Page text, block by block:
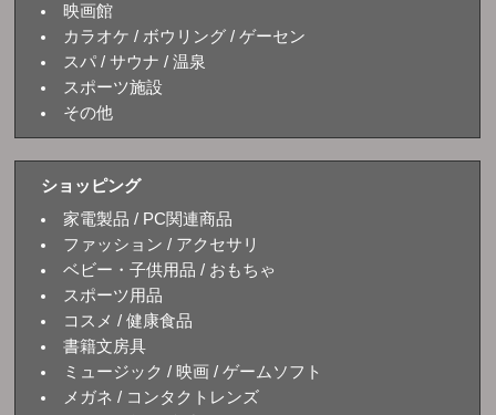
映画館
カラオケ / ボウリング / ゲーセン
スパ / サウナ / 温泉
スポーツ施設
その他
ショッピング
家電製品 / PC関連商品
ファッション / アクセサリ
ベビー・子供用品 / おもちゃ
スポーツ用品
コスメ / 健康食品
書籍文房具
ミュージック / 映画 / ゲームソフト
メガネ / コンタクトレンズ